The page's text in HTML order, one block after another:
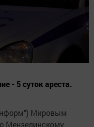
- 5 суток ареста.
Мировым
Мензелинскому